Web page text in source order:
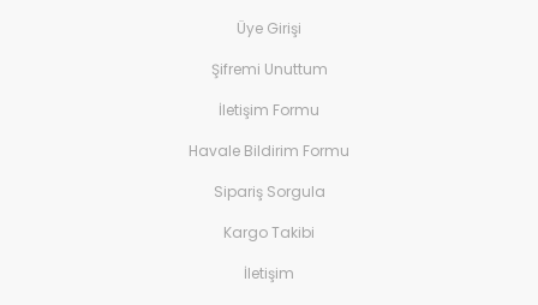
Üye Girişi
Şifremi Unuttum
İletişim Formu
Havale Bildirim Formu
Sipariş Sorgula
Kargo Takibi
İletişim